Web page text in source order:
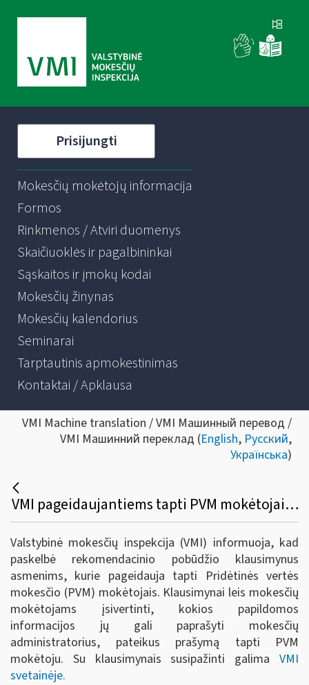
Prisijungti
Mokesčių mokėtojų informacija
Formos
Rinkmenos / Atviri duomenys
Skaičiuoklės ir pagalbininkai
Sąskaitos ir įmokų kodai
Mokesčių žinynas
Mokesčių kalendorius
Seminarai
Tarptautinis apmokestinimas
Kontaktai / Apklausa
VMI Machine translation / VMI Машинный перевод /
VMI Машинний переклад (English, Русский,
Українська)
VMI pageidaujantiems tapti PVM mokėtojais paskelbė klausimynus
Valstybinė mokesčių inspekcija (VMI) informuoja, kad
paskelbė rekomendacinio pobūdžio klausimynus
asmenims, kurie pageidauja tapti Pridėtinės vertės
mokesčio (PVM) mokėtojais. Klausimynai leis mokesčių
mokėtojams įsivertinti, kokios papildomos
informacijos jų gali paprašyti mokesčių
administratorius, pateikus prašymą tapti PVM
mokėtoju. Su klausimynais susipažinti galima VMI
svetainėje.